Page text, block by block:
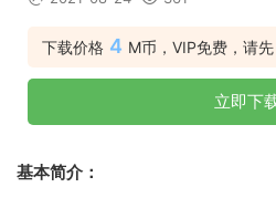
下载价格 4 M币，VIP免费，请先
立即下
基本简介：